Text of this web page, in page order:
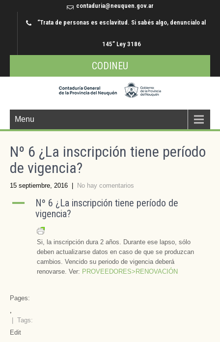
contaduria@neuquen.gov.ar
“Trata de personas es esclavitud. Si sabés algo, denuncialo al
145” Ley 3186
CODINEU
Menu
Nº 6 ¿La inscripción tiene período
de vigencia?
15 septiembre, 2016 No hay comentarios
A
Nº 6 ¿La inscripción tiene período de
vigencia?
Si, la inscripción dura 2 años. Durante ese lapso, sólo
deben actualizarse datos en caso de que se produzcan
cambios. Vencido su periodo de vigencia deberá
renovarse. Ver: PROVEEDORES>RENOVACIÓN
Pages:
,
| Tags:
Edit